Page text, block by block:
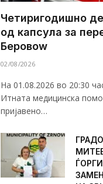
Четиригодишно
од капсула за
Беровоw
02/08/2026
На 01.08.2026 во 20:30
Итната медицинска
пријавено…